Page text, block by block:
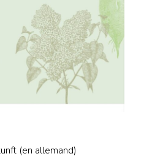
(en allemand)